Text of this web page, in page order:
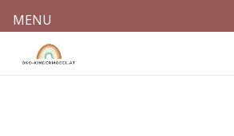
MENU